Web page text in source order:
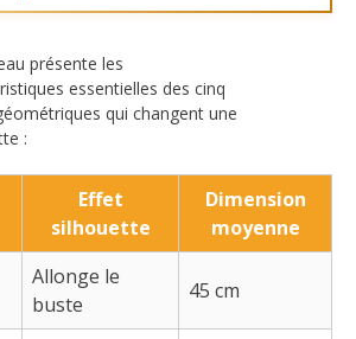
présente les
essentielles des cinq
qui changent une
:
Effet
silhouette
Dimension
moyenne
Allonge le
buste
45 cm